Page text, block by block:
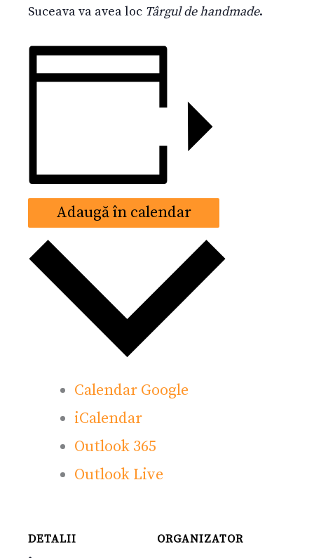
Suceava va avea loc Târgul de handmade.
Adaugă în calendar
Calendar Google
iCalendar
Outlook 365
Outlook Live
DETALII
ORGANIZATOR